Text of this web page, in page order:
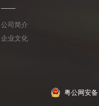
公司简介
企业文化
粤公网安备